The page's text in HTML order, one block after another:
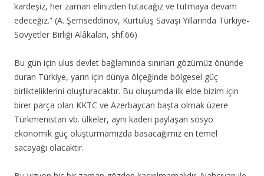
kardeşiz, her zaman elinizden tutacağız ve tutmaya devam
edeceğiz.” (A. Şemseddinov, Kurtuluş Savaşı Yıllarında Türkiye-
Sovyetler Birliği Alâkaları, shf.66)
Bu gün için ulus devlet bağlamında sınırları gözümüz önünde
duran Türkiye, yarın için dünya ölçeğinde bölgesel güç
birlikteliklerini oluşturacaktır. Bu oluşumda ilk elde bizim için
birer parça olan KKTC ve Azerbaycan başta olmak üzere
Türkmenistan vb. ülkeler, aynı kaderi paylaşan sosyo
ekonomik güç oluşturmamızda basacağımız en temel
sacayağı olacaktır.